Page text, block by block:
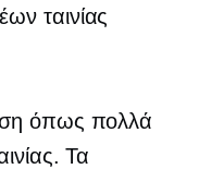
ταινίας
όπως πολλά
Τα